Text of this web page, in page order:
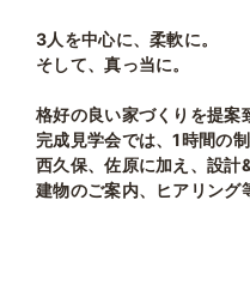
3人を中心に、柔軟に。
そして、真っ当に。
格好の良い家づくりを提案
完成見学会では、1時間の
西久保、佐原に加え、設計
建物のご案内、ヒアリング